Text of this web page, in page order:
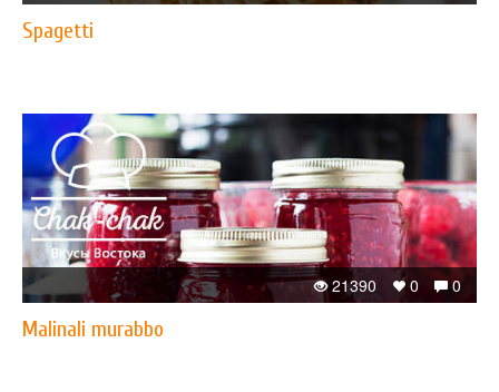
Spagetti
0
0
21390
Malinali murabbo